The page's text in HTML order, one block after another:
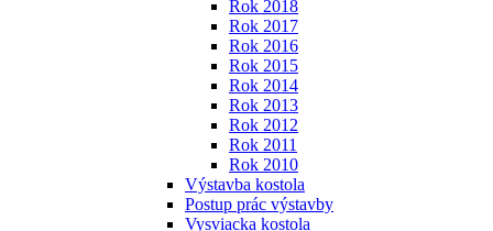
Rok 2018
Rok 2017
Rok 2016
Rok 2015
Rok 2014
Rok 2013
Rok 2012
Rok 2011
Rok 2010
Výstavba kostola
Postup prác výstavby
Vysviacka kostola